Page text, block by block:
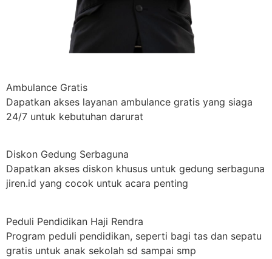
Ambulance Gratis
Dapatkan akses layanan ambulance gratis yang siaga
24/7 untuk kebutuhan darurat
Diskon Gedung Serbaguna
Dapatkan akses diskon khusus untuk gedung serbaguna
jiren.id yang cocok untuk acara penting
Peduli Pendidikan Haji Rendra
Program peduli pendidikan, seperti bagi tas dan sepatu
gratis untuk anak sekolah sd sampai smp